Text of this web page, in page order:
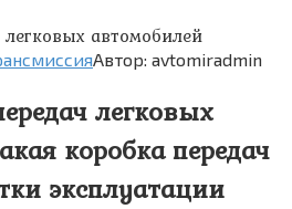
автомобилей
Автор: avtomiradmin
легковых
коробка передач
эксплуатации